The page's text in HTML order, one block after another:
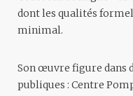
dont les qualités
minimal.
Son œuvre figure dans
publiques : Centre